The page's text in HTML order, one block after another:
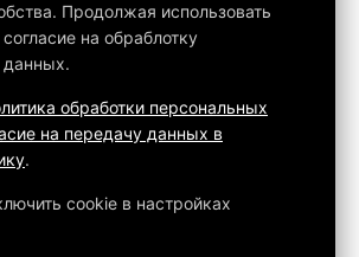
на то, что данный интернет-сайт, а
о товарах и ценах, предоставленная на
информационный характер и ни при
публичной офертой, определяемой
Продолжая использовать
на обраблотку
данных.
обработки персональных
на передачу данных в
.
cookie в настройках